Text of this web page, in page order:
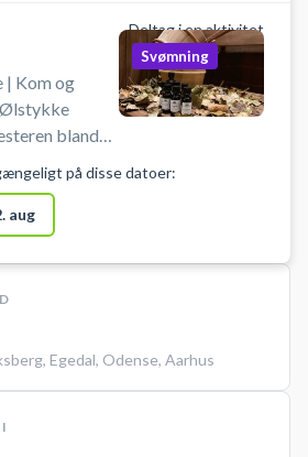
Deltag i en aktivitet
| Kom og
Ølstykke
blander
på de varme
viftes rundt i
får en dejlig
din billet til
Svømning
på disse datoer:
aug
, Egedal, Odense, Aarhus